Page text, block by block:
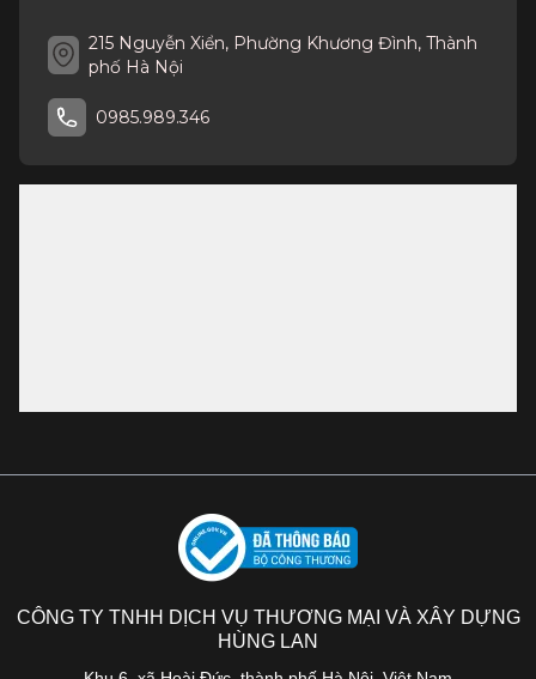
215 Nguyễn Xiển, Phường Khương Đình, Thành
phố Hà Nội
0985.989.346
CÔNG TY TNHH DỊCH VỤ THƯƠNG MẠI VÀ XÂY DỰNG
HÙNG LAN